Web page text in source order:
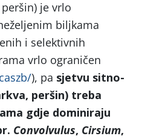
je vrlo
biljkama
i selektivnih
vrlo ograničen
), pa sjetvu sitno-
peršin) treba
gdje dominiraju
Convolvulus, Cirsium,